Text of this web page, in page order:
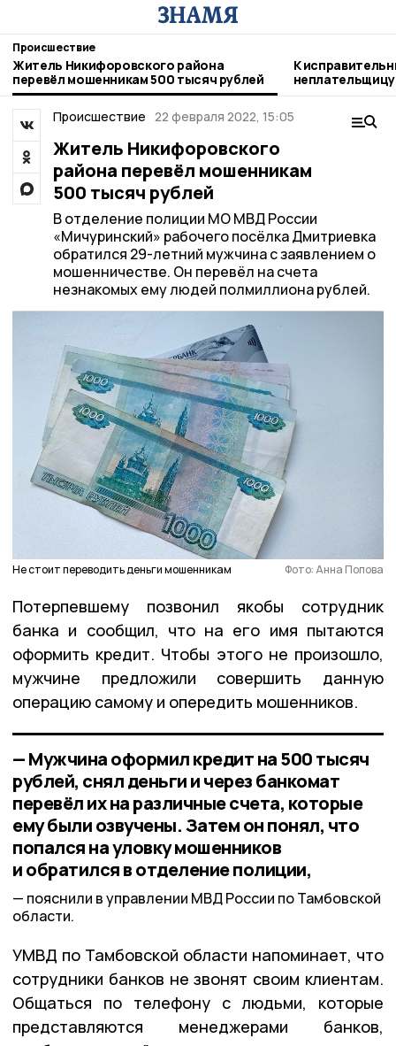
Происшествие
Житель Никифоровского района
перевёл мошенникам 500 тысяч рублей
К
Происшествие 22 февраля 2022, 15:05
Житель Никифоровского
района перевёл мошенникам
500 тысяч рублей
В отделение полиции МО МВД России
«Мичуринский» рабочего посёлка Дмитриевка
обратился 29-летний мужчина с заявлением о
мошенничестве. Он перевёл на счета
незнакомых ему людей полмиллиона рублей.
Не стоит переводить деньги мошенникам Фото: Анна Попова
Потерпевшему позвонил якобы сотрудник
банка и сообщил, что на его имя пытаются
оформить кредит. Чтобы этого не произошло,
мужчине предложили совершить данную
операцию самому и опередить мошенников.
— Мужчина оформил кредит на 500 тысяч
рублей, снял деньги и через банкомат
перевёл их на различные счета, которые
ему были озвучены. Затем он понял, что
попался на уловку мошенников
и обратился в отделение полиции,
пояснили в управлении МВД России по Тамбовской
области.
УМВД по Тамбовской области напоминает, что
сотрудники банков не звонят своим клиентам.
Общаться по телефону с людьми, которые
представляются менеджерами банков,